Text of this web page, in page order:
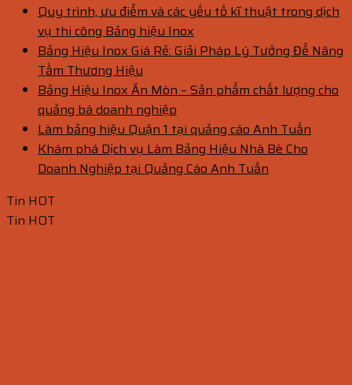
Quy trình, ưu điểm và các yếu tố kĩ thuật trong dịch
vụ thi công Bảng hiệu Inox
Bảng Hiệu Inox Giá Rẻ: Giải Pháp Lý Tưởng Để Nâng
Tầm Thương Hiệu
Bảng Hiệu Inox Ăn Mòn – Sản phẩm chất lượng cho
quảng bá doanh nghiệp
Làm bảng hiệu Quận 1 tại quảng cáo Anh Tuấn
Khám phá Dịch vụ Làm Bảng Hiệu Nhà Bè Cho
Doanh Nghiệp tại Quảng Cáo Anh Tuấn
Tin HOT
Tin HOT